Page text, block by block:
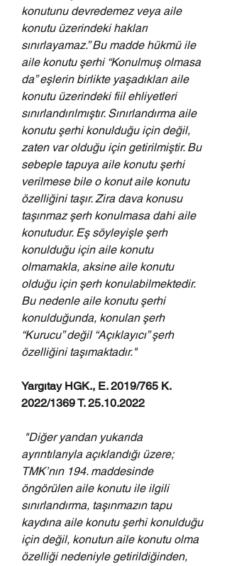
konutunu devredemez veya aile
konutu üzerindeki hakları
sınırlayamaz.” Bu madde hükmü ile
aile konutu şerhi “Konulmuş olmasa
da” eşlerin birlikte yaşadıkları aile
konutu üzerindeki fiil ehliyetleri
sınırlandırılmıştır. Sınırlandırma aile
konutu şerhi konulduğu için değil,
zaten var olduğu için getirilmiştir. Bu
sebeple tapuya aile konutu şerhi
verilmese bile o konut aile konutu
özelliğini taşır. Zira dava konusu
taşınmaz şerh konulmasa dahi aile
konutudur. Eş söyleyişle şerh
konulduğu için aile konutu
olmamakla, aksine aile konutu
olduğu için şerh konulabilmektedir.
Bu nedenle aile konutu şerhi
konulduğunda, konulan şerh
“Kurucu” değil “Açıklayıcı” şerh
özelliğini taşımaktadır."
Yargıtay HGK., E. 2019/765 K.
2022/1369 T. 25.10.2022
ayrıntılarıyla açıklandığı üzere;
TMK’nın 194. maddesinde
öngörülen aile konutu ile ilgili
sınırlandırma, taşınmazın tapu
kaydına aile konutu şerhi konulduğu
için değil, konutun aile konutu olma
özelliği nedeniyle getirildiğinden,